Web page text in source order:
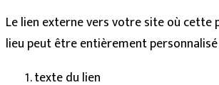
Le lien externe vers votre site où cette
lieu peut être entièrement
texte du lien